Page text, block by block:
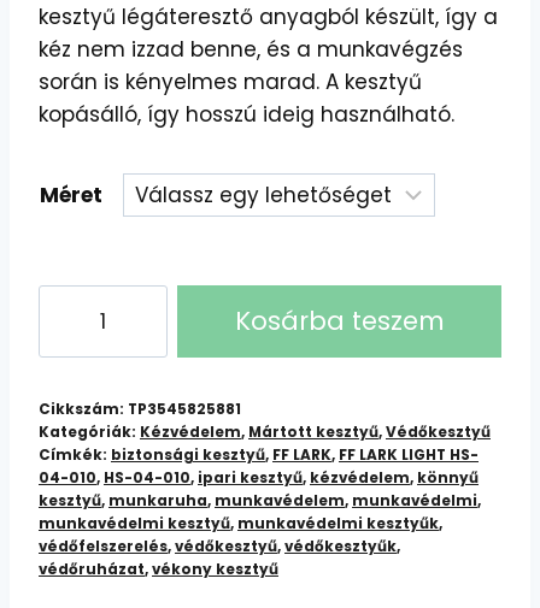
kesztyű légáteresztő anyagból készült, így a
kéz nem izzad benne, és a munkavégzés
során is kényelmes marad. A kesztyű
kopásálló, így hosszú ideig használható.
Méret
LIGHT
HS-
04-
010
Védőkesztyű:
Könnyű,
tartós
Kosárba teszem
Cikkszám: TP3545825881
Kategóriák: Kézvédelem, Mártott kesztyű,Védőkesztyű
Címkék: biztonsági kesztyű, FF LARK, FF LARK LIGHT HS-
04-010, HS-04-010, ipari kesztyű, kézvédelem, könnyű
kesztyű, munkaruha, munkavédelem, munkavédelmi,
munkavédelmi kesztyű, munkavédelmi kesztyűk,
védőfelszerelés,védőkesztyű,védőkesztyűk,
védőruházat,vékony kesztyű